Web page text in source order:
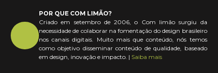
POR QUE COM LIMÃO?
Criado em setembro de 2006, o Com limão surgiu da
necessidade de colaborar na fomentação do design brasileiro
nos canais digitais. Muito mais que conteúdo, nós temos
como objetivo disseminar conteúdo de qualidade, baseado
em design, inovação e impacto. | Saiba mais